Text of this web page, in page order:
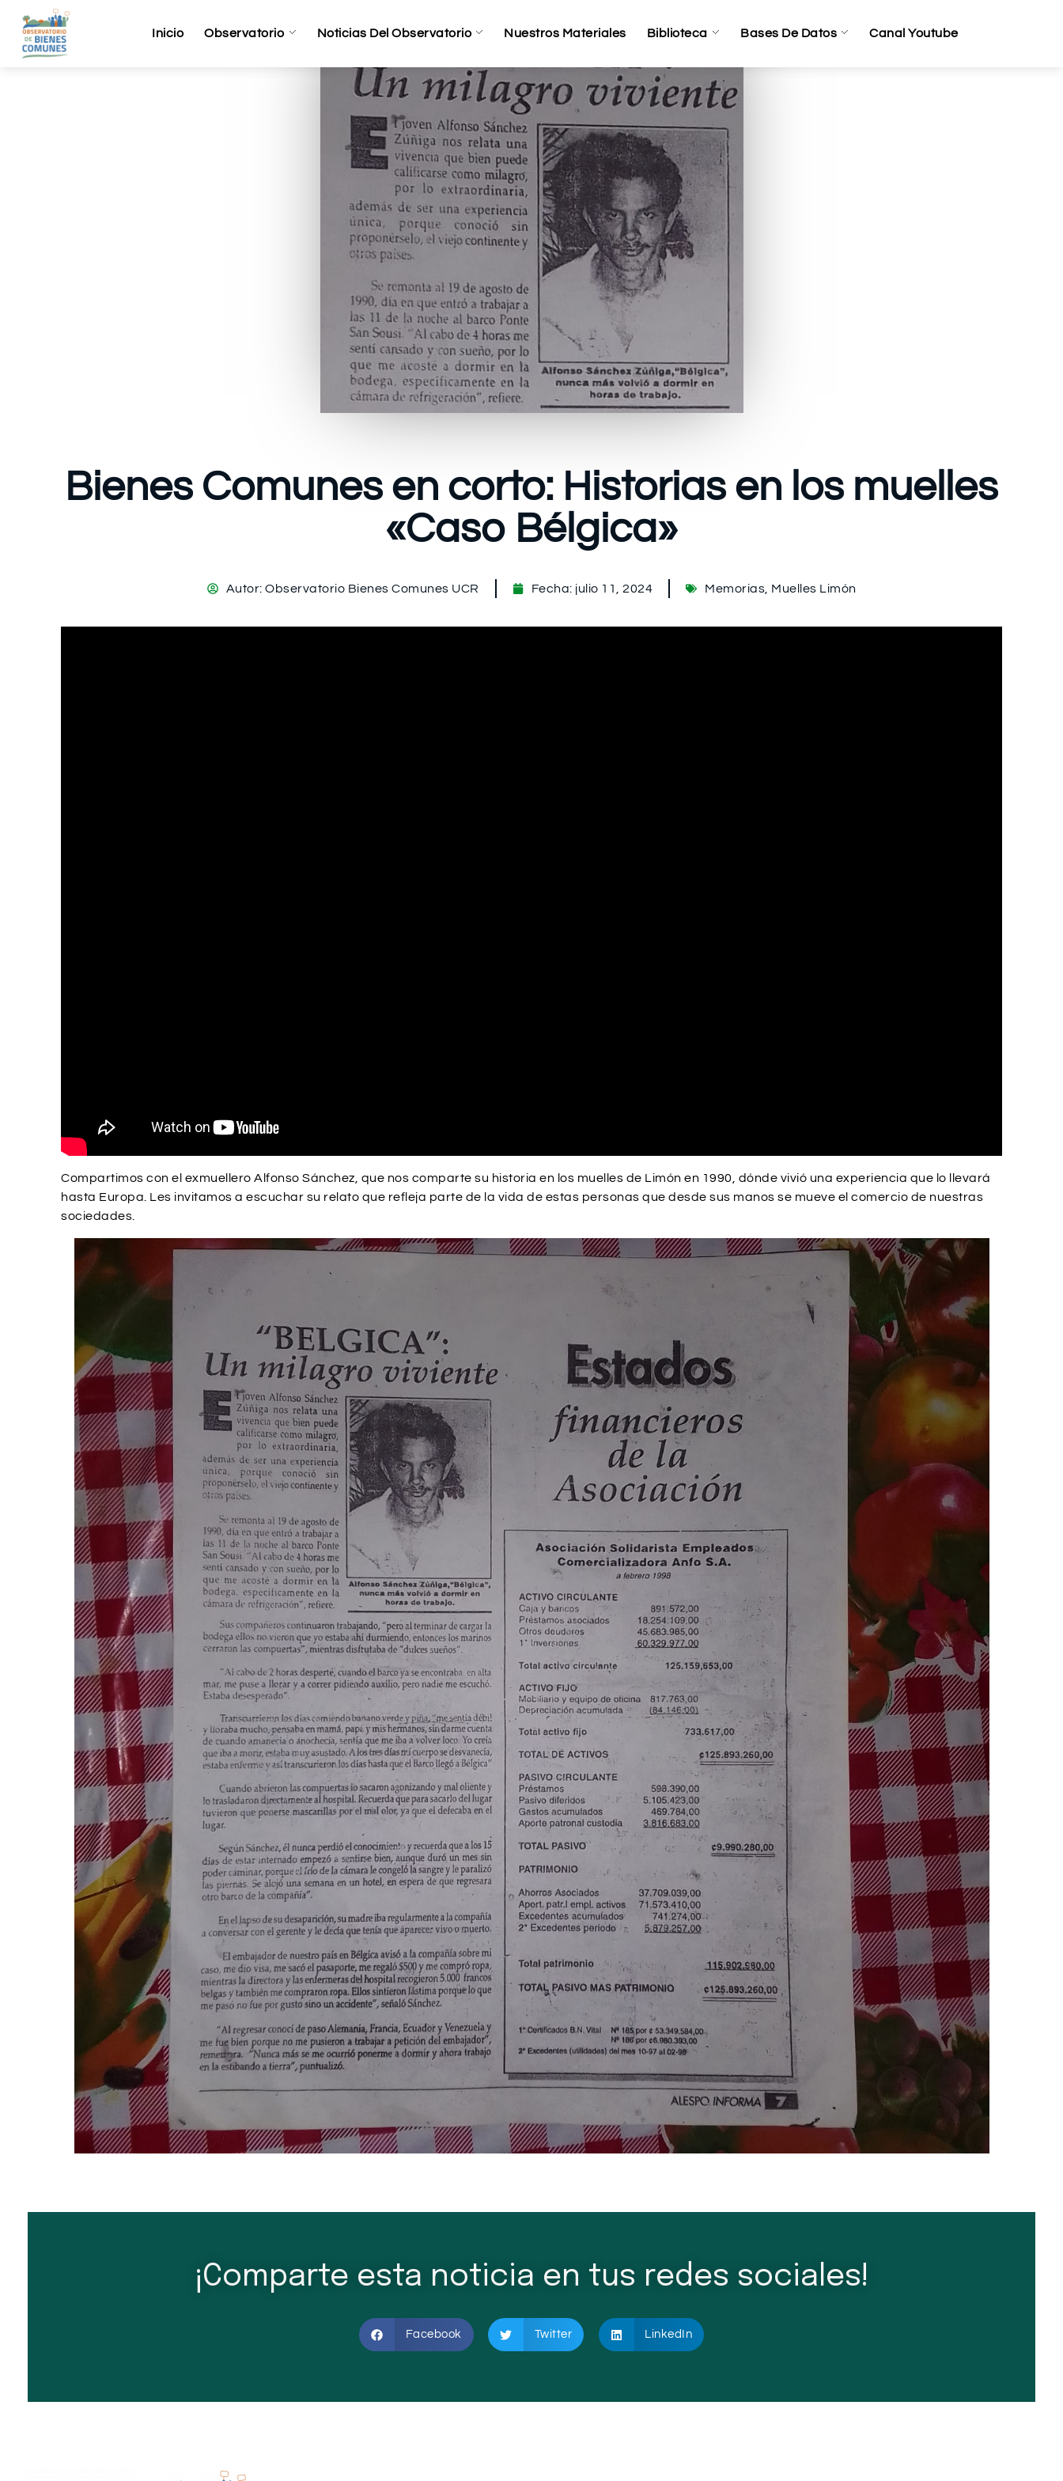
Inicio Observatorio Noticias Del Observatorio Nuestros Materiales Biblioteca Bases De Datos Canal Youtube
Bienes Comunes en corto: Historias en los muelles
«Caso Bélgica»
Autor: Observatorio Bienes Comunes UCR Fecha: julio 11, 2024 Memorias Muelles Limón
Compartimos con el exmuellero Alfonso Sánchez, que nos comparte su historia en los muelles de Limón en 1990, dónde vivió una experiencia que lo llevará
hasta Europa. Les invitamos a escuchar su relato que refleja parte de la vida de estas personas que desde sus manos se mueve el comercio de nuestras
sociedades.
¡Comparte esta noticia en tus redes sociales!
Facebook Twitter LinkedIn